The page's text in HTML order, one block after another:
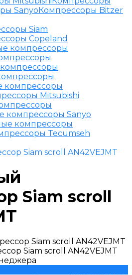
SanyoКомпрессоры Bitzer
Siam
Copeland
компрессоры
компрессоры
Mitsubishi
компрессоры Sanyo
компрессоры
Tecumseh
Siam scroll AN42VEJMT
Siam scroll
Siam scroll AN42VEJMT